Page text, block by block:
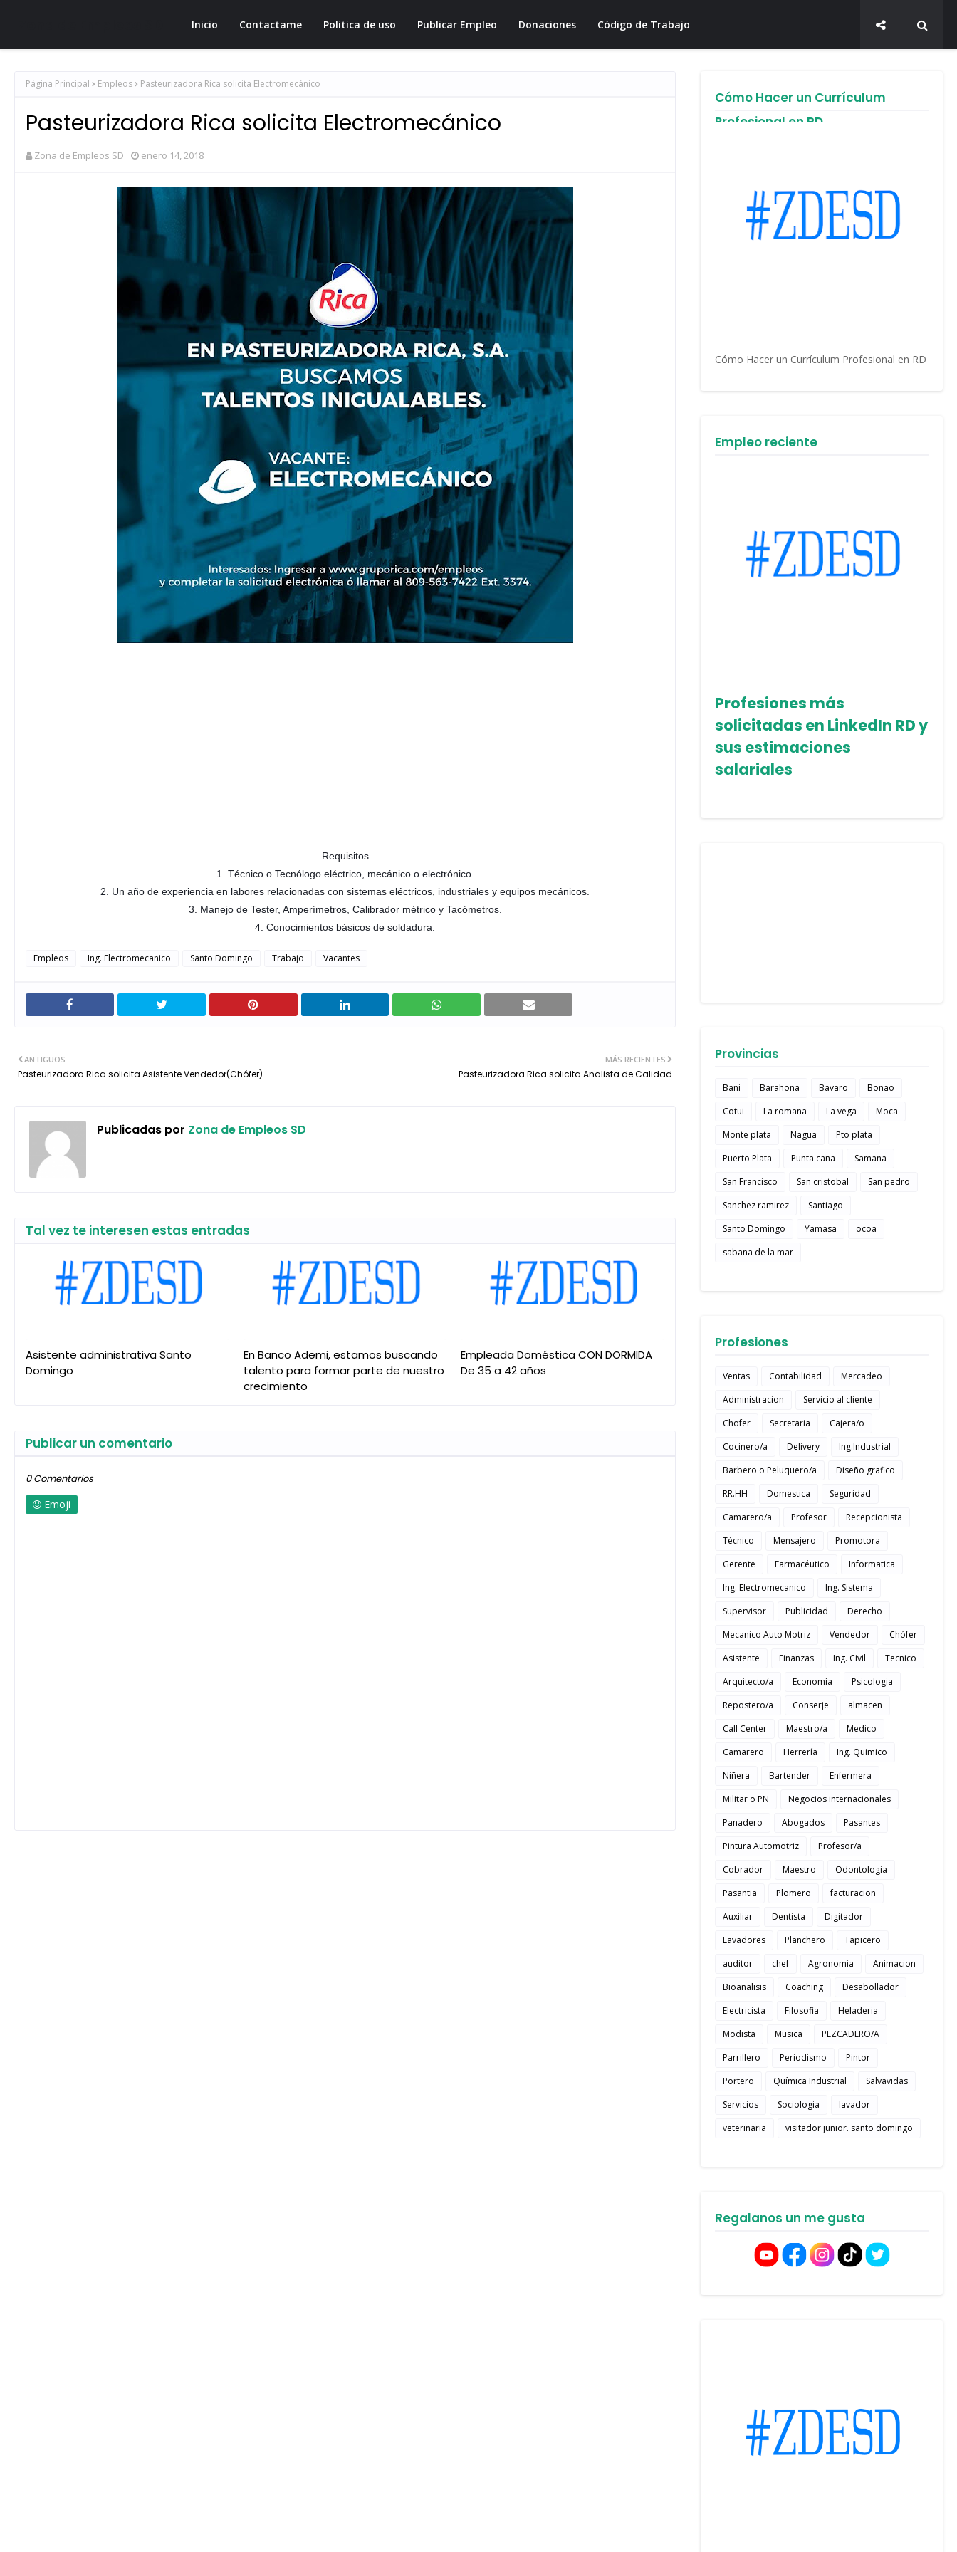
Inicio Contactame Politica de uso Publicar Empleo Donaciones Código de Trabajo
Página Principal Empleos Pasteurizadora Rica solicita Electromecánico
Pasteurizadora Rica solicita Electromecánico
Zona de Empleos SD enero 14, 2018
Requisitos
1. Técnico o Tecnólogo eléctrico, mecánico o electrónico.
2. Un año de experiencia en labores relacionadas con sistemas eléctricos, industriales y equipos mecánicos.
3. Manejo de Tester, Amperímetros, Calibrador métrico y Tacómetros.
4. Conocimientos básicos de soldadura.
Empleos Ing. Electromecanico Santo Domingo Trabajo Vacantes
MÁS RECIENTES
Pasteurizadora Rica solicita Analista de Calidad
ANTIGUOS
Pasteurizadora Rica solicita Asistente Vendedor(Chófer)
Publicadas por Zona de Empleos SD
Tal vez te interesen estas entradas
Asistente administrativa Santo
Domingo
En Banco Ademi, estamos buscando
talento para formar parte de nuestro
crecimiento
Empleada Doméstica CON DORMIDA
De 35 a 42 años
Publicar un comentario
0 Comentarios
Emoji
Cómo Hacer un Currículum
Profesional en RD
Cómo Hacer un Currículum Profesional en RD
Empleo reciente
Profesiones más
solicitadas en LinkedIn RD y
sus estimaciones
salariales
Provincias
Bani Barahona Bavaro
Bonao
Cotui
La romana La vega
Moca
Monte plata
Nagua
Pto plata
Puerto Plata
Punta cana
Samana
San Francisco
San cristobal
San pedro
Sanchez ramirez
Santiago
Santo Domingo
Yamasa
ocoa
sabana de la mar
Profesiones
Ventas Contabilidad
Mercadeo
Administracion
Servicio al cliente
Chofer
Secretaria
Cajera/o
Cocinero/a
Delivery
Ing.Industrial
Barbero o Peluquero/a
Diseño grafico
RR.HH
Domestica
Seguridad
Camarero/a
Profesor
Recepcionista
Técnico
Mensajero
Promotora
Gerente
Farmacéutico
Informatica
Ing. Electromecanico
Ing. Sistema
Supervisor
Publicidad
Derecho
Mecanico Auto Motriz
Vendedor
Chófer
Asistente
Finanzas Ing. Civil
Tecnico
Arquitecto/a
Economía
Psicologia
Repostero/a
Conserje
almacen
Call Center
Maestro/a
Medico
Camarero
Herrería
Ing. Quimico
Niñera
Bartender
Enfermera
Militar o PN
Negocios internacionales
Panadero
Abogados
Pasantes
Pintura Automotriz
Profesor/a
Cobrador
Maestro
Odontologia
Pasantia
Plomero
facturacion
Auxiliar
Dentista
Digitador
Lavadores
Planchero
Tapicero
auditor
chef Agronomia
Animacion
Bioanalisis
Coaching
Desabollador
Electricista
Filosofia
Heladeria
Modista
Musica
PEZCADERO/A
Parrillero
Periodismo
Pintor
Portero
Química Industrial
Salvavidas
Servicios
Sociologia
lavador
veterinaria
visitador junior. santo domingo
Regalanos un me gusta